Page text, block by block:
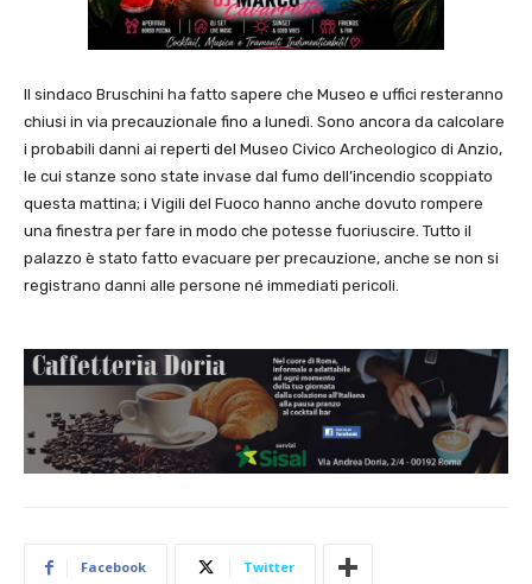
Il sindaco Bruschini ha fatto sapere che Museo e uffici resteranno
chiusi in via precauzionale fino a lunedì. Sono ancora da calcolare
i probabili danni ai reperti del Museo Civico Archeologico di Anzio,
le cui stanze sono state invase dal fumo dell’incendio scoppiato
questa mattina; i Vigili del Fuoco hanno anche dovuto rompere
una finestra per fare in modo che potesse fuoriuscire. Tutto il
palazzo è stato fatto evacuare per precauzione, anche se non si
registrano danni alle persone né immediati pericoli.
Facebook Twitter